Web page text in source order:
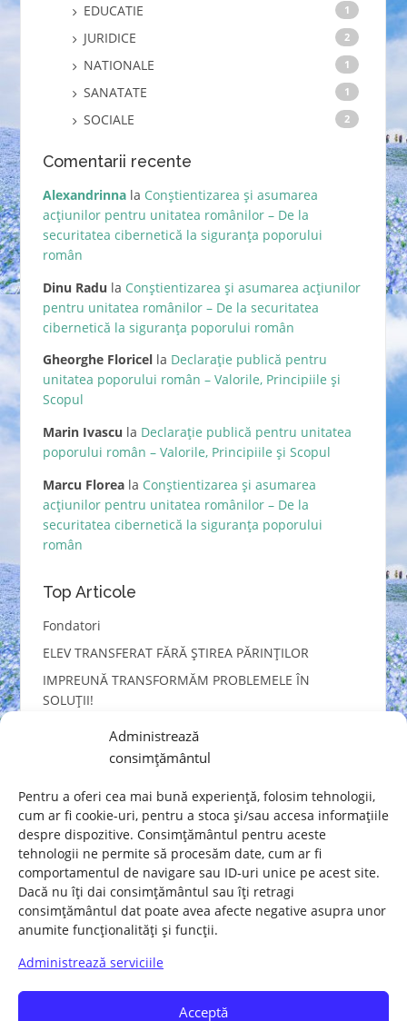
Administrează
consimțământul
Pentru a oferi cea mai bună experiență, folosim tehnologii,
cum ar fi cookie-uri, pentru a stoca și/sau accesa informațiile
despre dispozitive. Consimțământul pentru aceste
tehnologii ne permite să procesăm date, cum ar fi
comportamentul de navigare sau ID-uri unice pe acest site.
Dacă nu îți dai consimțământul sau îți retragi
consimțământul dat poate avea afecte negative asupra unor
anumite funcționalități și funcții.
Administrează serviciile
Acceptă
EDUCATIE 1
JURIDICE 2
NATIONALE 1
SANATATE 1
SOCIALE 2
Comentarii recente
Alexandrinnala Conștientizarea și asumarea
acțiunilor pentru unitatea românilor – De la
securitatea cibernetică la siguranța poporului
român
Dinu Radu la Conștientizarea și asumarea acțiunilor
pentru unitatea românilor – De la securitatea
cibernetică la siguranța poporului român
Gheorghe Floricella Declarație publică pentru
unitatea poporului român – Valorile, Principiile și
Scopul
Marin Ivascu la Declarație publică pentru unitatea
poporului român – Valorile, Principiile și Scopul
Marcu Floreala Conștientizarea și asumarea
acțiunilor pentru unitatea românilor – De la
securitatea cibernetică la siguranța poporului
român
Top Articole
Fondatori
ELEV TRANSFERAT FĂRĂ ȘTIREA PĂRINȚILOR
IMPREUNĂ TRANSFORMĂM PROBLEMELE ÎN
SOLUȚII!
Conștientizarea și asumarea acțiunilor pentru
unitatea românilor – De la securitatea cibernetică la
siguranța poporului român
MAMELE EROINE IGNORATE DE „SISTEM”
oferit deWassUp
Acasă REGULAMENT
SOLIDARIZARE
IMPLICARE – DONATII